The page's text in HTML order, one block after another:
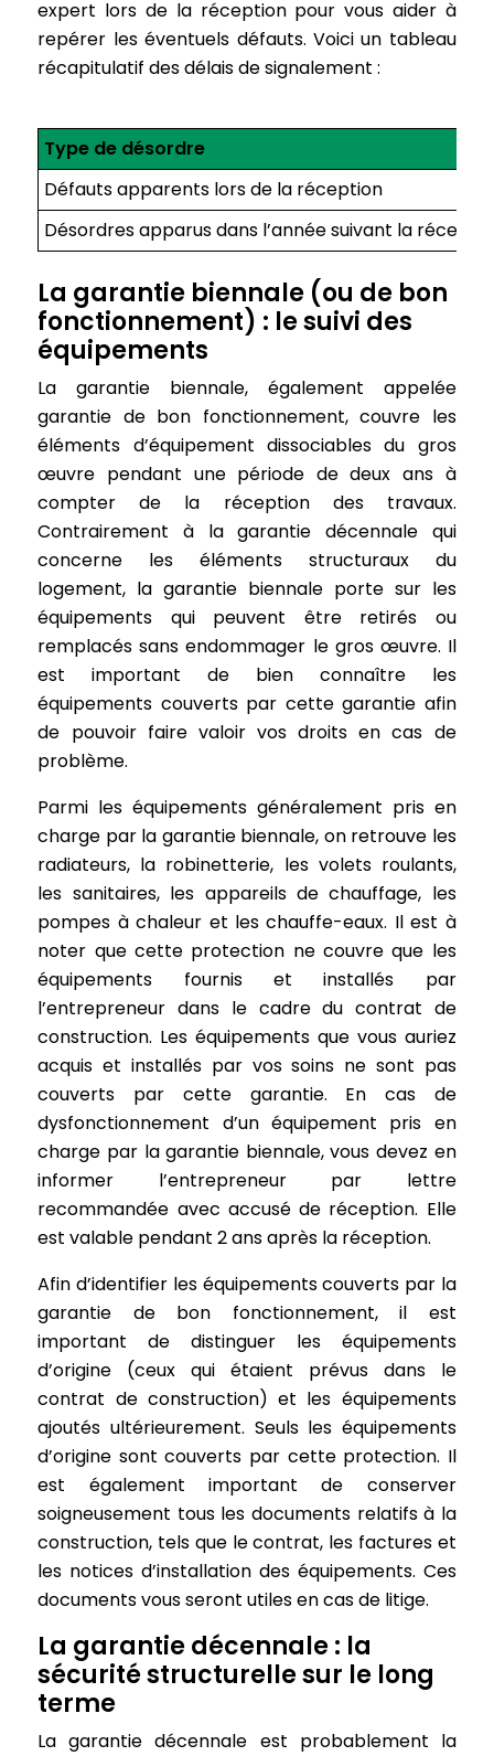
expert lors de la réception pour vous aider à
repérer les éventuels défauts. Voici un tableau
récapitulatif des délais de signalement :
Type de désordre
Défauts apparents lors de la réception
Désordres apparus dans l’année suivant la
La garantie biennale (ou de bon
fonctionnement) : le suivi des
équipements
La garantie biennale, également appelée
garantie de bon fonctionnement, couvre les
éléments d’équipement dissociables du gros
œuvre pendant une période de deux ans à
compter de la réception des travaux.
Contrairement à la garantie décennale qui
concerne les éléments structuraux du
logement, la garantie biennale porte sur les
équipements qui peuvent être retirés ou
remplacés sans endommager le gros œuvre. Il
est important de bien connaître les
équipements couverts par cette garantie afin
de pouvoir faire valoir vos droits en cas de
problème.
Parmi les équipements généralement pris en
charge par la garantie biennale, on retrouve les
radiateurs, la robinetterie, les volets roulants,
les sanitaires, les appareils de chauffage, les
pompes à chaleur et les chauffe-eaux. Il est à
noter que cette protection ne couvre que les
équipements fournis et installés par
l’entrepreneur dans le cadre du contrat de
construction. Les équipements que vous auriez
acquis et installés par vos soins ne sont pas
couverts par cette garantie. En cas de
dysfonctionnement d’un équipement pris en
charge par la garantie biennale, vous devez en
informer l’entrepreneur par lettre
recommandée avec accusé de réception. Elle
est valable pendant 2 ans après la réception.
Afin d’identifier les équipements couverts par la
garantie de bon fonctionnement, il est
important de distinguer les équipements
d’origine (ceux qui étaient prévus dans le
contrat de construction) et les équipements
ajoutés ultérieurement. Seuls les équipements
d’origine sont couverts par cette protection. Il
est également important de conserver
soigneusement tous les documents relatifs à la
construction, tels que le contrat, les factures et
les notices d’installation des équipements. Ces
documents vous seront utiles en cas de litige.
La garantie décennale : la
sécurité structurelle sur le long
terme
La garantie décennale est probablement la